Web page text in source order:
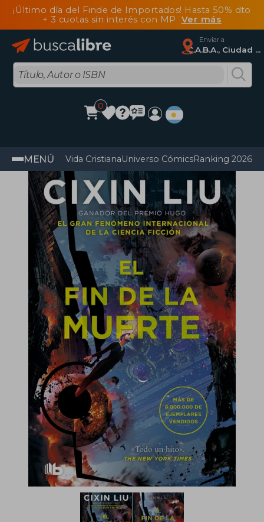
¡Último día del Finde de Importados! Hasta 50% dto
+ 3 cuotas sin interés con MP Ver más
Enviar a
C.A.B.A., Ciudad Autónoma De Buenos Aires
0
MENÚ Vida CristianaUniverso CómicsRanking 2026